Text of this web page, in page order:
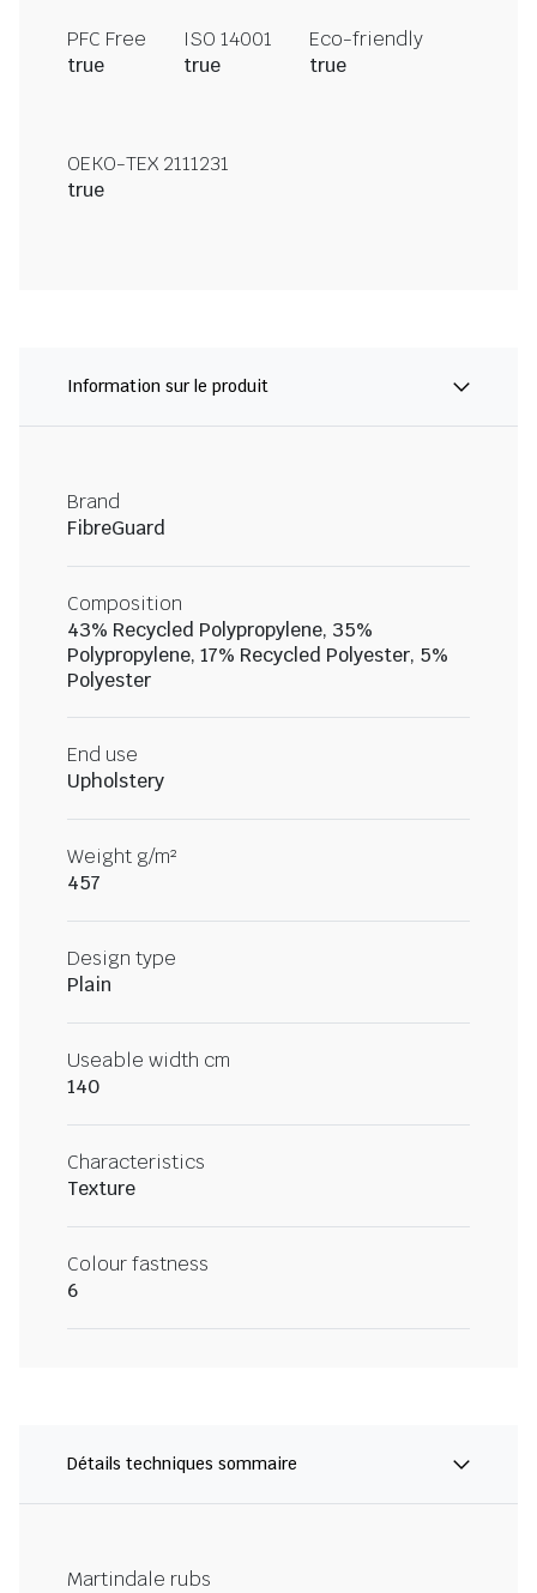
PFC Free
true
ISO 14001
true
Eco-friendly
true
OEKO-TEX 2111231
true
Information sur le produit
Brand
FibreGuard
Composition
43% Recycled Polypropylene, 35%
Polypropylene, 17% Recycled Polyester, 5%
Polyester
End use
Upholstery
Weight g/m²
457
Design type
Plain
Useable width cm
140
Characteristics
Texture
Colour fastness
6
Détails techniques sommaire
Martindale rubs